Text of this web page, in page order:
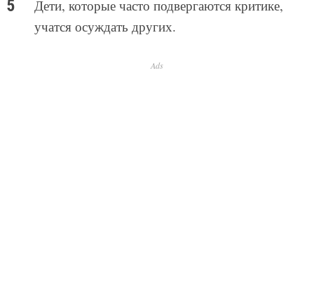
Дети, которые часто подвергаются критике,
учатся осуждать других.
Ads